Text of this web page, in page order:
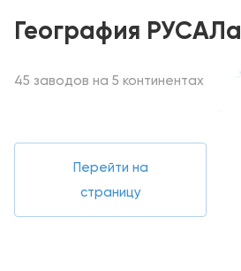
География РУСАЛа
45 заводов на 5 континентах
Перейти на
страницу